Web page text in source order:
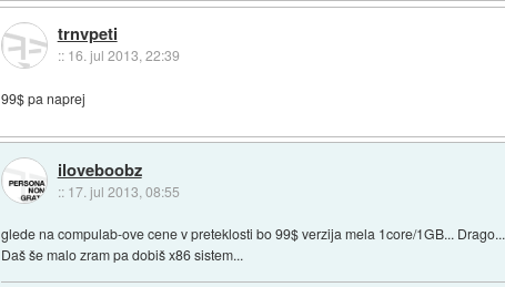
trnvpeti
:: 16. jul 2013, 22:39
99$ pa naprej
iloveboobz
:: 17. jul 2013, 08:55
glede na compulab-ove cene v preteklosti bo 99$ verzija mela 1core/1GB... Drago...
Daš še malo zram pa dobiš x86 sistem...